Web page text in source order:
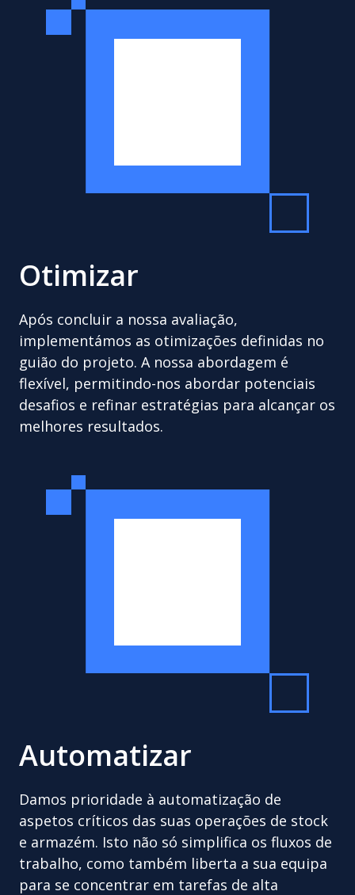
Otimizar
Após concluir a nossa avaliação,
implementámos as otimizações definidas no
guião do projeto. A nossa abordagem é
flexível, permitindo-nos abordar potenciais
desafios e refinar estratégias para alcançar os
melhores resultados.
Automatizar
Damos prioridade à automatização de
aspetos críticos das suas operações de stock
e armazém. Isto não só simplifica os fluxos de
trabalho, como também liberta a sua equipa
para se concentrar em tarefas de alta